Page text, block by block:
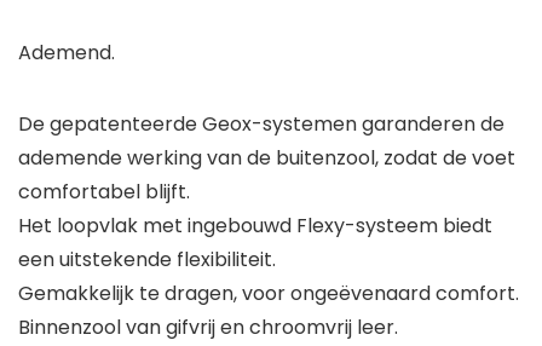
Ademend.
De gepatenteerde Geox-systemen garanderen de
ademende werking van de buitenzool, zodat de voet
comfortabel blijft.
Het loopvlak met ingebouwd Flexy-systeem biedt
een uitstekende flexibiliteit.
Gemakkelijk te dragen, voor ongeëvenaard comfort.
Binnenzool van gifvrij en chroomvrij leer.